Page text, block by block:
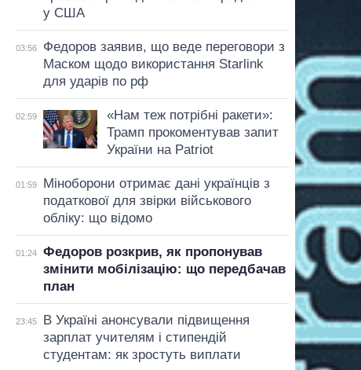
у США
03:56
Федоров заявив, що веде переговори з
Маском щодо використання Starlink
для ударів по рф
02:59
«Нам теж потрібні ракети»:
Трамп прокоментував запит
України на Patriot
01:59
Міноборони отримає дані українців з
податкової для звірки військового
обліку: що відомо
01:24
Федоров розкрив, як пропонував
змінити мобілізацію: що передбачав
план
23:45
В Україні анонсували підвищення
зарплат учителям і стипендій
студентам: як зростуть виплати